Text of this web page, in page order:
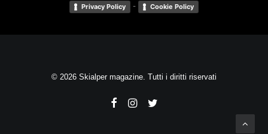
Privacy Policy - Cookie Policy
© 2026 Skialper magazine. Tutti i diritti riservati